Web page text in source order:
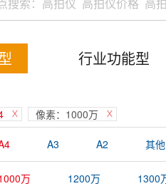
行业功能型
像素：1000万
A3 A2 其他
万 1200万 1300